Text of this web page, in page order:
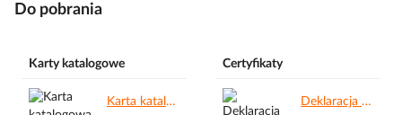
Do pobrania
Karty katalogowe
Karta katalogowa PL.pdf
Certyfikaty
Deklaracja zgodności CE.pdf